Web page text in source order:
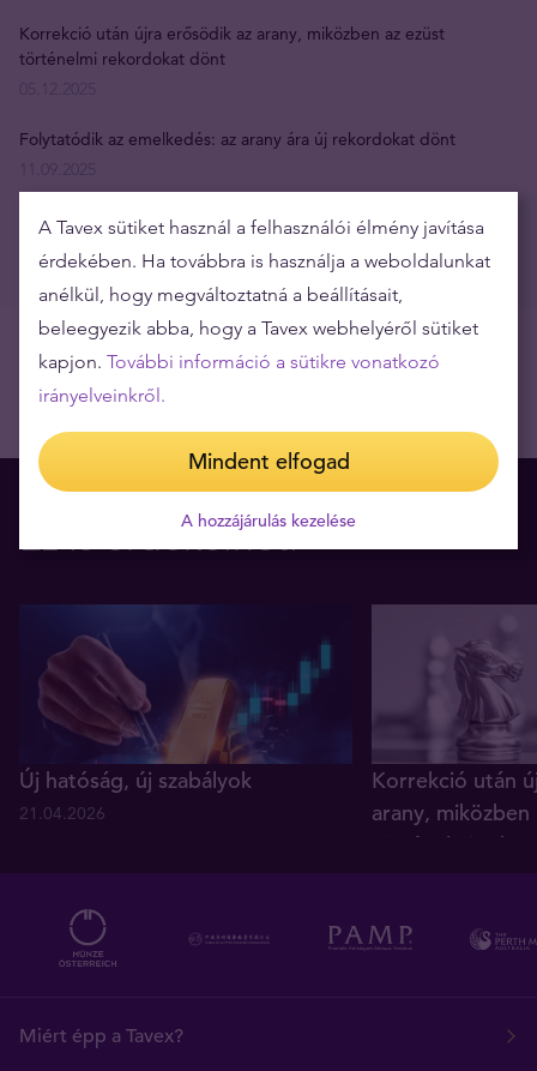
Korrekció után újra erősödik az arany, miközben az ezüst
történelmi rekordokat dönt
Folytatódik az emelkedés: az arany ára új rekordokat dönt
Aranypiac a nyár végén: hol vannak a vonzó beszállási szintek?
19.08.2025
Ez is érdekelheti
Új hatóság, új szabályok
21.04.2026
Korrekció után
arany, miközben
történelmi
Miért épp a Tavex?
A Tavex sütiket használ a felhasználói élmény javítása
érdekében. Ha továbbra is használja a weboldalunkat
anélkül, hogy megváltoztatná a beállításait,
beleegyezik abba, hogy a Tavex webhelyéről sütiket
kapjon. További információ a sütikre vonatkozó
irányelveinkről.
Mindent elfogad
A hozzájárulás kezelése